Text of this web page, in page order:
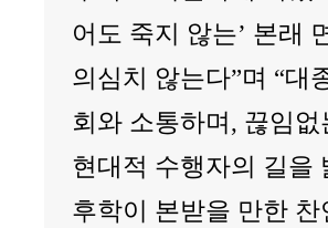
어도 죽지 않는’ 본래
의심치 않는다”며 “대
회와 소통하며, 끊임
현대적 수행자의 길을
후학이 본받을 만한